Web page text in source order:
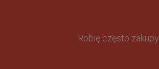
Robię często